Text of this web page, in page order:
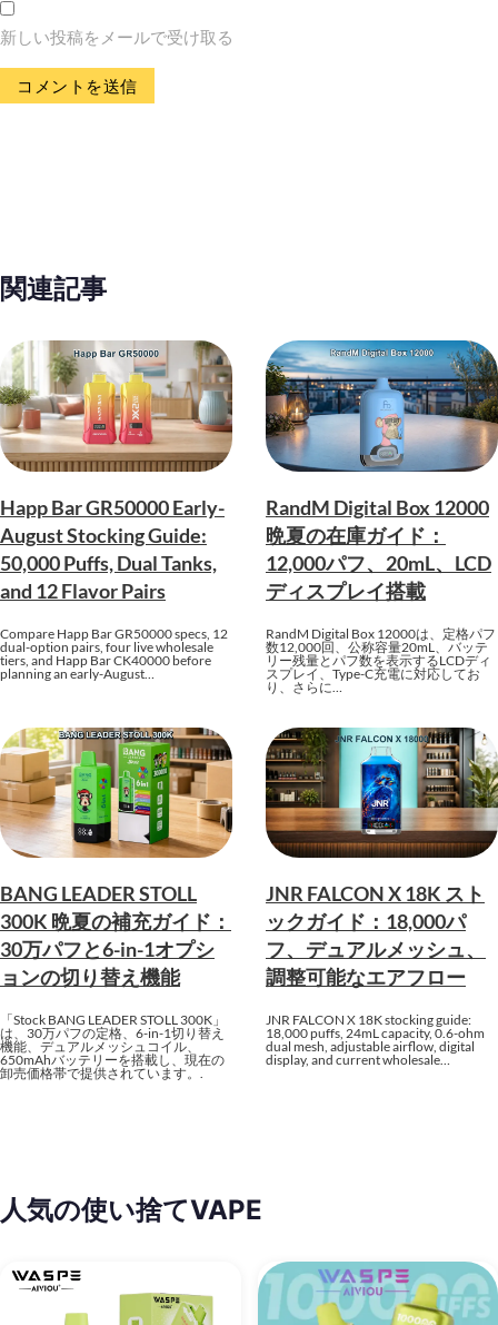
新しい投稿をメールで受け取る
関連記事
Happ Bar GR50000 Early-
August Stocking Guide:
50,000 Puffs, Dual Tanks,
and 12 Flavor Pairs
Compare Happ Bar GR50000 specs, 12
dual-option pairs, four live wholesale
tiers, and Happ Bar CK40000 before
planning an early-August…
RandM Digital Box 12000
晩夏の在庫ガイド：
12,000パフ、20mL、LCD
ディスプレイ搭載
RandM Digital Box 12000は、定格パフ
数12,000回、公称容量20mL、バッテ
リー残量とパフ数を表示するLCDディ
スプレイ、Type-C充電に対応してお
り、さらに…
BANG LEADER STOLL
300K 晩夏の補充ガイド：
30万パフと6-in-1オプシ
ョンの切り替え機能
「Stock BANG LEADER STOLL 300K」
は、30万パフの定格、6-in-1切り替え
機能、デュアルメッシュコイル、
650mAhバッテリーを搭載し、現在の
卸売価格帯で提供されています。.
JNR FALCON X 18K スト
ックガイド：18,000パ
フ、デュアルメッシュ、
調整可能なエアフロー
JNR FALCON X 18K stocking guide:
18,000 puffs, 24mL capacity, 0.6-ohm
dual mesh, adjustable airflow, digital
display, and current wholesale…
人気の使い捨てVAPE